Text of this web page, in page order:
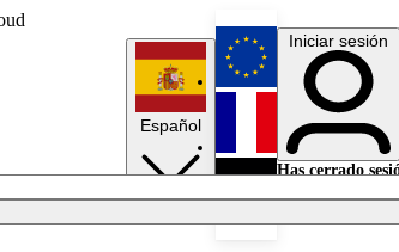
Español
English
Français
Iniciar sesión
Has cerrado